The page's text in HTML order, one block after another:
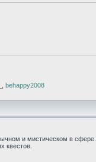
behappy2008
и мистическом в сфере.
квестов.